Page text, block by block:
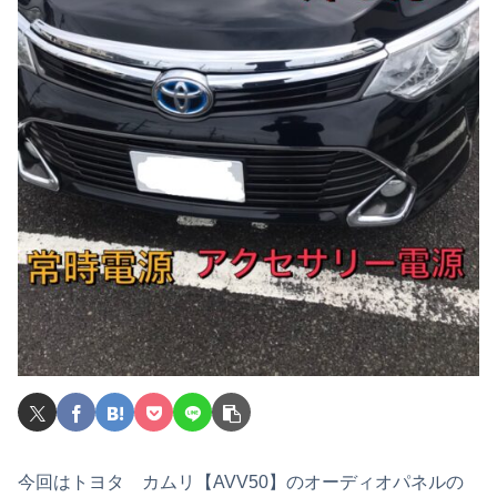
今回はトヨタ カムリ【AVV50】のオーディオパネルの